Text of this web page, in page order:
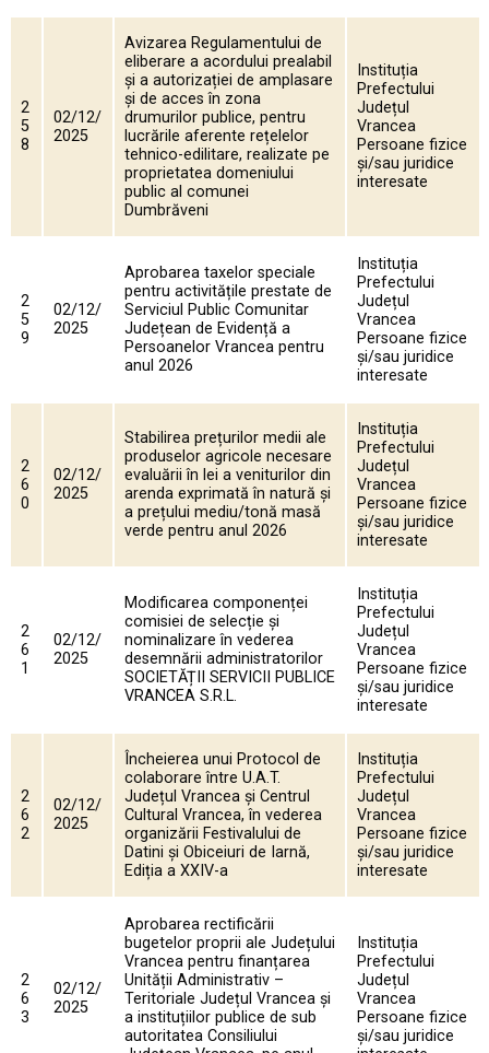
2
5
8
02/12/
2025
Avizarea Regulamentului de
eliberare a acordului prealabil
și a autorizației de amplasare
și de acces în zona
drumurilor publice, pentru
lucrările aferente rețelelor
tehnico-edilitare, realizate pe
proprietatea domeniului
public al comunei
Dumbrăveni
Instituția
Prefectului
Județul
Vrancea
Persoane fizice
și/sau juridice
interesate
2
5
9
02/12/
2025
Aprobarea taxelor speciale
pentru activitățile prestate de
Serviciul Public Comunitar
Județean de Evidență a
Persoanelor Vrancea pentru
anul 2026
Instituția
Prefectului
Județul
Vrancea
Persoane fizice
și/sau juridice
interesate
2
6
0
02/12/
2025
Stabilirea prețurilor medii ale
produselor agricole necesare
evaluării în lei a veniturilor din
arenda exprimată în natură şi
a prețului mediu/tonă masă
verde pentru anul 2026
Instituția
Prefectului
Județul
Vrancea
Persoane fizice
și/sau juridice
interesate
2
6
1
02/12/
2025
Modificarea componenței
comisiei de selecție și
nominalizare în vederea
desemnării administratorilor
SOCIETĂȚII SERVICII PUBLICE
VRANCEA S.R.L.
Instituția
Prefectului
Județul
Vrancea
Persoane fizice
și/sau juridice
interesate
2
6
2
02/12/
2025
Încheierea unui Protocol de
colaborare între U.A.T.
Județul Vrancea și Centrul
Cultural Vrancea, în vederea
organizării Festivalului de
Datini și Obiceiuri de Iarnă,
Ediția a XXIV-a
Instituția
Prefectului
Județul
Vrancea
Persoane fizice
și/sau juridice
interesate
2
6
3
02/12/
2025
Aprobarea rectificării
bugetelor proprii ale Județului
Vrancea pentru finanțarea
Unității Administrativ –
Teritoriale Județul Vrancea şi
a instituțiilor publice de sub
autoritatea Consiliului
Instituția
Prefectului
Județul
Vrancea
Persoane fizice
și/sau juridice